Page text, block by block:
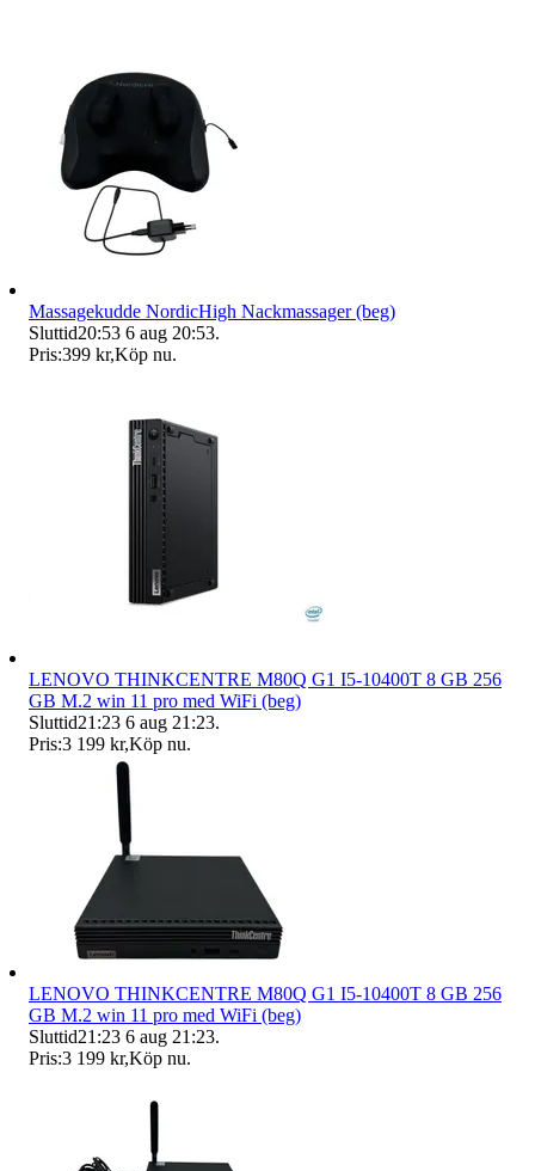
Massagekudde NordicHigh Nackmassager (beg)
Sluttid20:53 6 aug 20:53.
Pris:399 kr,Köp nu.
LENOVO THINKCENTRE M80Q G1 I5-10400T 8 GB 256
GB M.2 win 11 pro med WiFi (beg)
Sluttid21:23 6 aug 21:23.
Pris:3 199 kr,Köp nu.
LENOVO THINKCENTRE M80Q G1 I5-10400T 8 GB 256
GB M.2 win 11 pro med WiFi (beg)
Sluttid21:23 6 aug 21:23.
Pris:3 199 kr,Köp nu.